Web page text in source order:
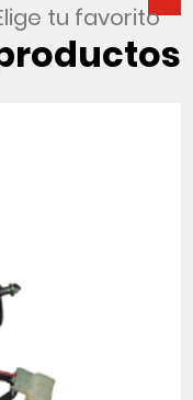
tu favorito